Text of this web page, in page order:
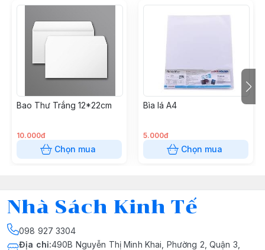
Bao Thư Trắng 12*22cm
10.000đ
Chọn mua
Bìa lá A4
5.000đ
Chọn mua
Nhà Sách Kinh Tế
098 927 3304
Địa chỉ:490B Nguyễn Thị Minh Khai, Phường 2, Quận 3,